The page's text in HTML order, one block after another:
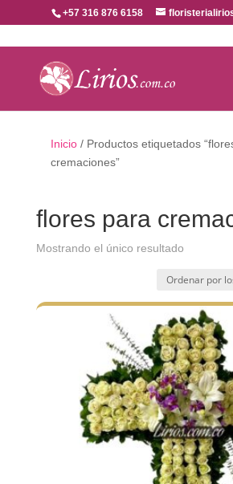
+57 316 876 6158
Inicio/ Productos etiquetados
cremaciones”
flores para
Mostrando el único resultado